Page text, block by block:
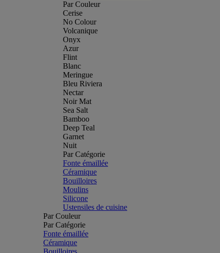
Par Couleur
Cerise
No Colour
Volcanique
Onyx
Azur
Flint
Blanc
Meringue
Bleu Riviera
Nectar
Noir Mat
Sea Salt
Bamboo
Deep Teal
Garnet
Nuit
Par Catégorie
Fonte émaillée
Céramique
Bouilloires
Moulins
Silicone
Ustensiles de cuisine
Par Couleur
Par Catégorie
Fonte émaillée
Céramique
Bouilloires